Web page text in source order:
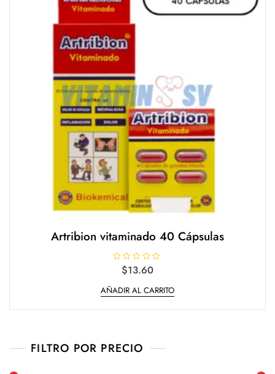
Artribion vitaminado 40 Cápsulas
o
r
d
d
$13.60
AÑADIR AL CARRITO
FILTRO POR PRECIO